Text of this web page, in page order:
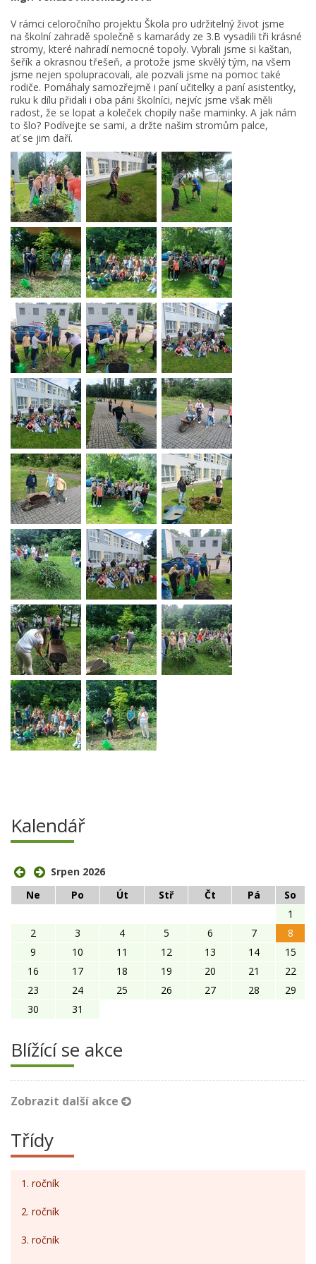
V rámci celoročního projektu Škola pro udržitelný život jsme
na školní zahradě společně s kamarády ze 3.B vysadili tři krásné
stromy, které nahradí nemocné topoly. Vybrali jsme si kaštan,
šeřík a okrasnou třešeň, a protože jsme skvělý tým, na všem
jsme nejen spolupracovali, ale pozvali jsme na pomoc také
rodiče. Pomáhaly samozřejmě i paní učitelky a paní asistentky,
ruku k dílu přidali i oba páni školníci, nejvíc jsme však měli
radost, že se lopat a koleček chopily naše maminky. A jak nám
to šlo? Podívejte se sami, a držte našim stromům palce,
ať se jim daří.
Kalendář
Srpen 2026
Ne
Po Út Stř Čt Pá
So
1
2
3 4 5 6 7
8
9
10 11 12 13 14
15
16
17 18 19 20 21
22
23
24 25 26 27 28
29
30
31
Blížící se akce
Zobrazit další akce
Třídy
1. ročník
2. ročník
3. ročník